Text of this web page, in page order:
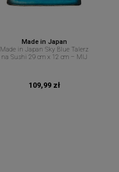
Made in Japan
Made in Japan Sky Blue Talerz
na Sushi 29 cm x 12 cm – MIJ
109,99 zł